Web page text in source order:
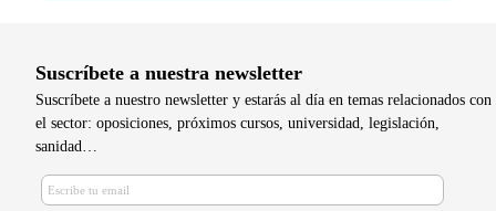
Suscríbete a nuestra newsletter
Suscríbete a nuestro newsletter y estarás al día en temas relacionados con
el sector: oposiciones, próximos cursos, universidad, legislación,
sanidad…